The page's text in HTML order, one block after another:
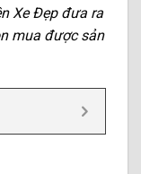
Xe Đẹp đưa ra
mua được sản